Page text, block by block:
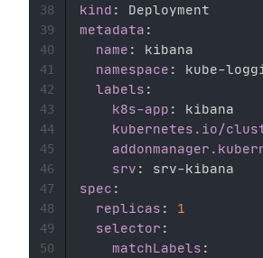
kind :
metadata :
name :
kibana
namespace : kube-
labels :
k8s-app :
kibana
kubernetes.io/
srv : srv-
spec :
replicas :
1
selector :
matchLabels :
38
39
40
41
42
43
44
45
46
47
48
49
50